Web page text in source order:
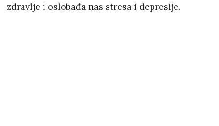
zdravlje i oslobađa nas stresa i depresije.